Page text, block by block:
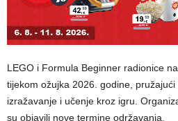
LEGO i Formula Beginner radionice
tijekom ožujka 2026. godine,
izražavanje i učenje kroz igru.
su objavili nove termine održavanja.